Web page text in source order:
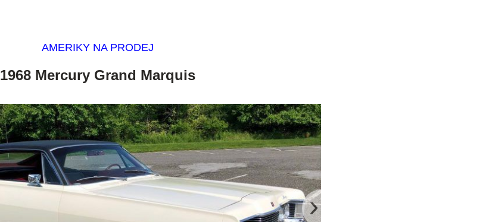
AMERIKY NA PRODEJ
1968 Mercury Grand Marquis
›